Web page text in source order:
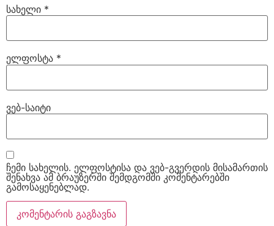
სახელი *
ელფოსტა *
ვებ-საიტი
ჩემი სახელის. ელფოსტისა და ვებ-გვერდის მისამართის
შენახვა ამ ბრაუზერში შემდგომში კომენტარებში
გამოსაყენებლად.